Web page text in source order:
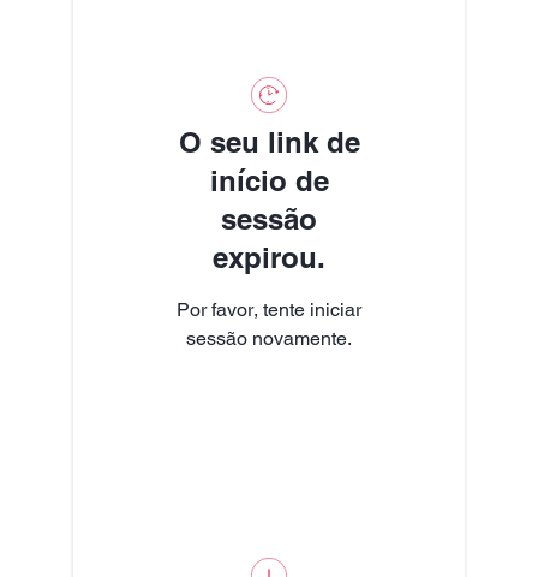
O seu link de
início de
sessão
expirou.
Por favor, tente iniciar
sessão novamente.